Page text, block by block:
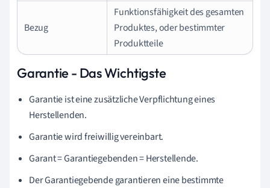
Bezug
Funktionsfähigkeit des gesamten
Produktes, oder bestimmter
Produktteile
Garantie - Das Wichtigste
Garantie ist eine zusätzliche Verpflichtung eines
Herstellenden.
Garantie wird freiwillig vereinbart.
Garant =Garantiegebenden=Herstellende.
Der Garantiegebendegarantieren eine bestimmte